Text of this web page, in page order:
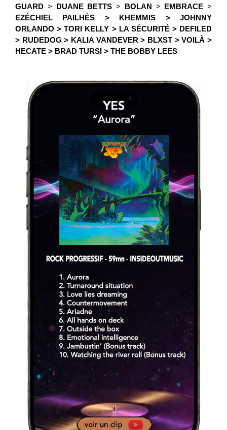
GUARD > DUANE BETTS > BOLAN > EMBRACE >
EZÉCHIEL PAILHÈS > KHEMMIS > JOHNNY
ORLANDO > TORI KELLY > LA SÉCURITÉ > DEFILED
> RUDEDOG > KALIA VANDEVER > BLXST > VOILÀ >
HECATE > BRAD TURSI > THE BOBBY LEES